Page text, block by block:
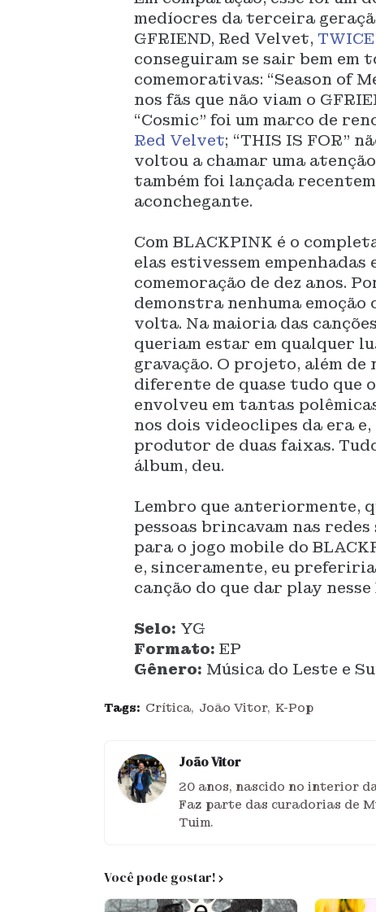
medíocres da terceira
GFRIEND, Red Velvet,TWICE
conseguiram se sair bem em
comemorativas: “Season of
nos fãs que não viam o
“Cosmic” foi um marco de
Red Velvet; “THIS IS FOR”
voltou a chamar uma
também foi lançada
aconchegante.
Com BLACKPINK é o
elas estivessem empenhadas
comemoração de dez anos.
demonstra nenhuma emoção
volta. Na maioria das
queriam estar em qualquer
gravação. O projeto, além
diferente de quase tudo que
envolveu em tantas
nos dois videoclipes da era
produtor de duas faixas.
álbum, deu.
Lembro que anteriormente,
pessoas brincavam nas
para o jogo mobile do
e, sinceramente, eu
canção do que dar play
Selo: YG
Formato: EP
Gênero: Música do Leste e
Tags: Crítica João Vitor K-Pop
João Vitor
20 anos, nascido no interior
Faz parte das curadorias de
Tuim.
Você pode gostar!